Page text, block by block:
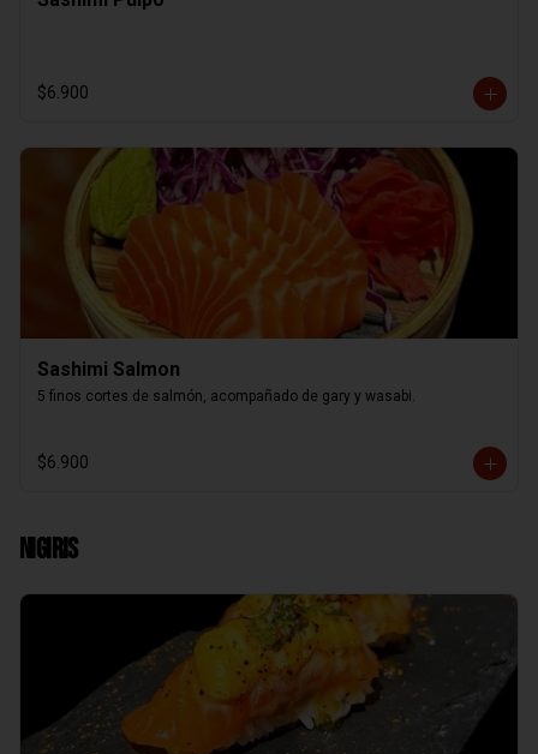
$6.900
Sashimi Salmon
5 finos cortes de salmón, acompañado de gary y wasabi.
$6.900
Nigiris